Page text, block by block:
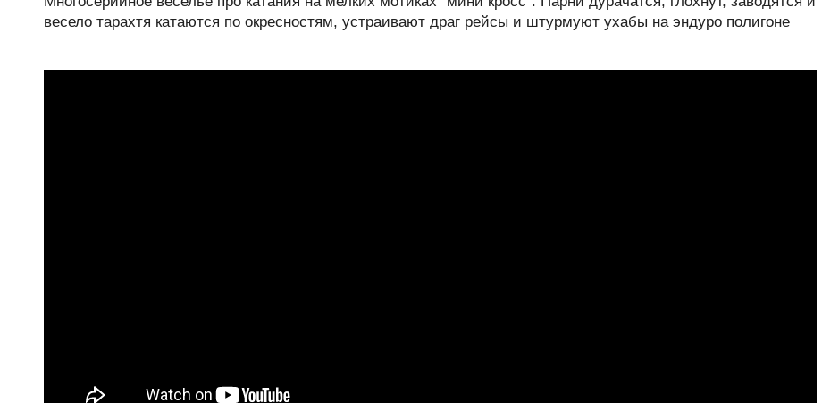
весело тарахтя катаются по окресностям, устраивают драг рейсы и штурмуют ухабы на эндуро полигоне